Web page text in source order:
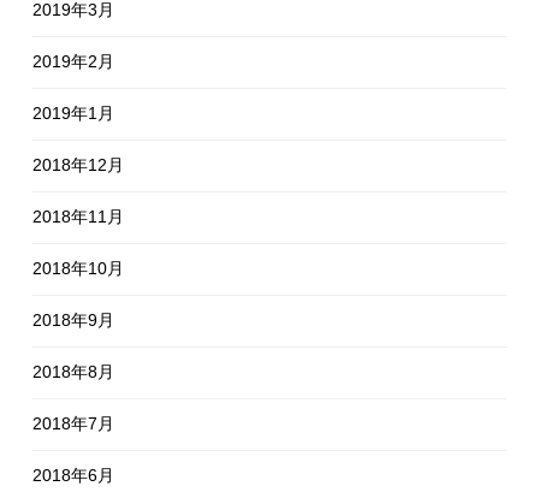
2019年3月
2019年2月
2019年1月
2018年12月
2018年11月
2018年10月
2018年9月
2018年8月
2018年7月
2018年6月